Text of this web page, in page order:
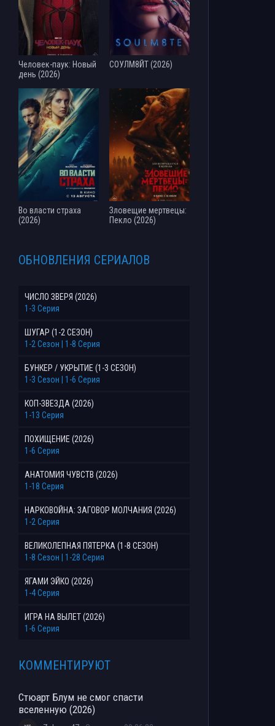
Человек-паук: Новый
день (2026)
СОУЛМ8ЙТ (2026)
Во власти страха
(2026)
Зловещие мертвецы:
Пекло (2026)
ОБНОВЛЕНИЯ СЕРИАЛОВ
ЧИСЛО ЗВЕРЯ (2026)
1-3 Серия
ШУГАР (1-2 СЕЗОН)
1-2 Сезон | 1-8 Серия
БУНКЕР / УКРЫТИЕ (1-3 СЕЗОН)
1-3 Сезон | 1-6 Серия
КОП-ЗВЕЗДА (2026)
1-13 Серия
ПОХИЩЕНИЕ (2026)
1-6 Серия
АНАТОМИЯ ЧУВСТВ (2026)
1-18 Серия
НАРКОВОЙНА: ЗАГОВОР МОЛЧАНИЯ (2026)
1-2 Серия
ВЕЛИКОЛЕПНАЯ ПЯТЕРКА (1-8 СЕЗОН)
1-8 Сезон | 1-28 Серия
ЯГАМИ ЭЙКО (2026)
1-4 Серия
ИГРА НА ВЫЛЕТ (2026)
1-6 Серия
КОММЕНТИРУЮТ
Стюарт Блум не смог спасти
вселенную (2026)